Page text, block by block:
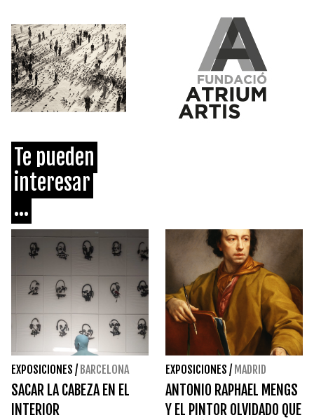
Te pueden
interesar
...
EXPOSICIONES / BARCELONA
SACAR LA CABEZA EN EL
INTERIOR
EXPOSICIONES / MADRID
ANTONIO RAPHAEL MENGS
Y EL PINTOR OLVIDADO QUE